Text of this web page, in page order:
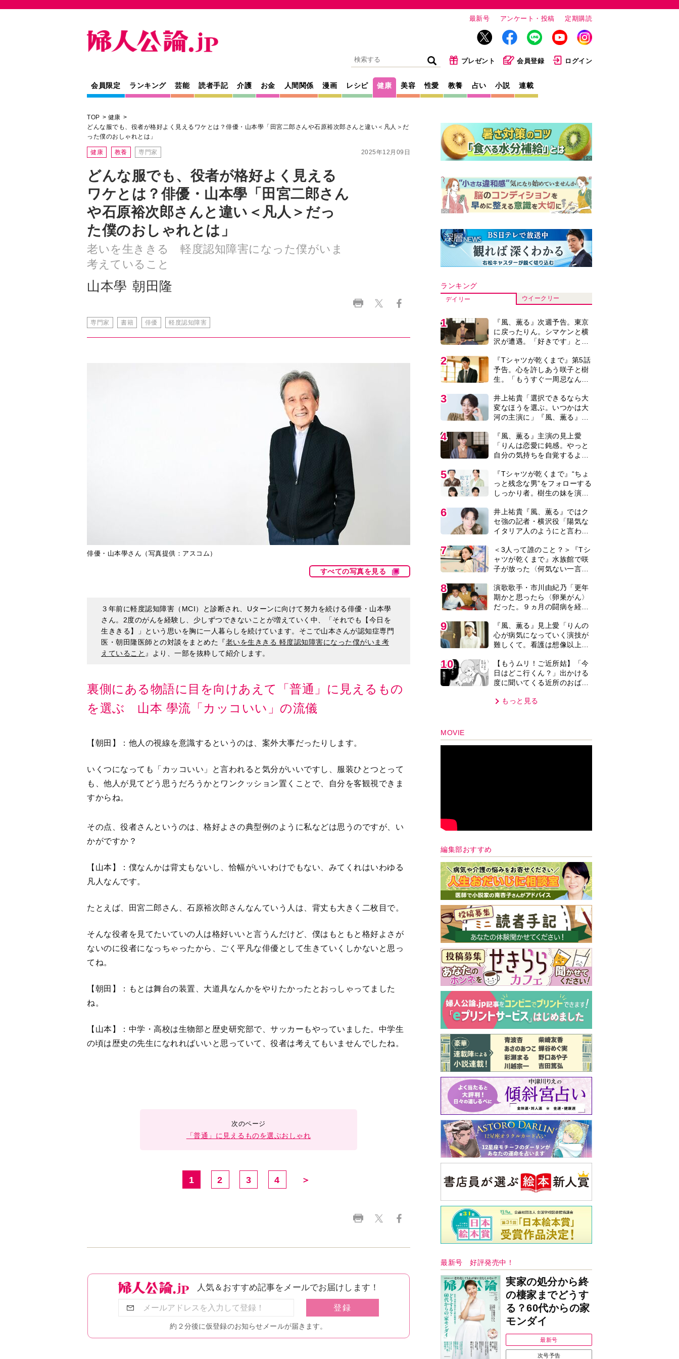
最新号 アンケート・投稿 定期購読
プレゼント 会員登録 ログイン
会員限定 ランキング 芸能 読者手記 介護 お金 人間関係 漫画 レシピ 健康 美容 性愛 教養 占い 小説 連載
TOP
健康
どんな服でも、役者が格好よく見えるワケとは？俳優・山本學「田宮二郎さんや石原裕次郎さんと違い＜凡人＞だ
った僕のおしゃれとは」
2025年12月09日
健康 教養 専門家
どんな服でも、役者が格好よく見える
ワケとは？俳優・山本學「田宮二郎さん
や石原裕次郎さんと違い＜凡人＞だっ
た僕のおしゃれとは」
老いを生ききる 軽度認知障害になった僕がいま
考えていること
山本學 朝田隆
専門家 書籍 俳優 軽度認知障害
俳優・山本學さん（写真提供：アスコム）
すべての写真を見る
３年前に軽度認知障害（MCI）と診断され、Uターンに向けて努力を続ける俳優・山本學
さん。2度のがんを経験し、少しずつできないことが増えていく中、「それでも【今日を
生ききる】」という思いを胸に一人暮らしを続けています。そこで山本さんが認知症専門
医・朝田隆医師との対談をまとめた『老いを生ききる 軽度認知障害になった僕がいま考
えていること 』より、一部を抜粋して紹介します。
裏側にある物語に目を向けあえて「普通」に見えるもの
を選ぶ 山本 學流「カッコいい」の流儀
【朝田】：他人の視線を意識するというのは、案外大事だったりします。
いくつになっても「カッコいい」と言われると気分がいいですし、服装ひとつとって
も、他人が見てどう思うだろうかとワンクッション置くことで、自分を客観視できま
すからね。
その点、役者さんというのは、格好よさの典型例のように私などは思うのですが、い
かがですか？
【山本】：僕なんかは背丈もないし、恰幅がいいわけでもない、みてくれはいわゆる
凡人なんです。
たとえば、田宮二郎さん、石原裕次郎さんなんていう人は、背丈も大きく二枚目で。
そんな役者を見てたいていの人は格好いいと言うんだけど、僕はもともと格好よさが
ないのに役者になっちゃったから、ごく平凡な俳優として生きていくしかないと思っ
てね。
【朝田】：もとは舞台の装置、大道具なんかをやりたかったとおっしゃってました
ね。
【山本】：中学・高校は生物部と歴史研究部で、サッカーもやっていました。中学生
の頃は歴史の先生になれればいいと思っていて、役者は考えてもいませんでしたね。
「普通」に見えるものを選ぶおしゃれ
1 2 3 4 ＞
ランキング
デイリー ウイークリー
1
『風、薫る』次週予告。東京
に戻ったりん。シマケンと横
沢が遭遇。「好きです」と告
2
『Tシャツが乾くまで』第5話
予告。心を許しあう咲子と樹
生。「もうすぐ一周忌なんで
レあり＞
3
井上祐貴「選択できるなら大
変なほうを選ぶ。いつかは大
河の主演に」『風、薫る』で
4
『風、薫る』主演の見上愛
「りんは恋愛に鈍感。やっと
自分の気持ちを自覚するよう
5
『Tシャツが乾くまで』“ちょ
っと残念な男”をフォローする
しっかり者。樹生の妹を演じ
スト紹介＞
6
井上祐貴『風、薫る』ではク
セ強の記者・横沢役「陽気な
イタリア人のようにと言われ
7
＜3人って誰のこと？＞『Tシ
ャツが乾くまで』水族館で咲
子が放った〈何気ない一言〉
線？」「子どもの話だと…」
8
演歌歌手・市川由紀乃「更年
期かと思ったら〈卵巣がん〉
だった。９ヵ月の闘病を経て
紙を今も支えに」【2026上半
期BEST】
9
『風、薫る』見上愛「りんの
心が病気になっていく演技が
難しくて。看護は想像以上に
10
【もうムリ！ご近所姑】「今
日はどこ行くん？」出かける
度に聞いてくる近所のおばさ
まり…【第1話】
もっと見る
MOVIE
編集部おすすめ
最新号 好評発売中！
実家の処分から終
の棲家までどうす
る？60代からの家
モンダイ
最新号
次号予告